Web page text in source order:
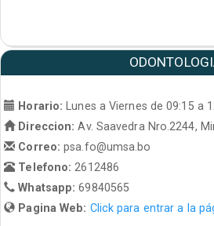
Horario: Lunes a Viernes de 09:15 a
Direccion: Av. Saavedra Nro.2244,
Correo:psa.fo@umsa.bo
Telefono:2612486
Whatsapp:69840565
Pagina Web: Click para entrar a la